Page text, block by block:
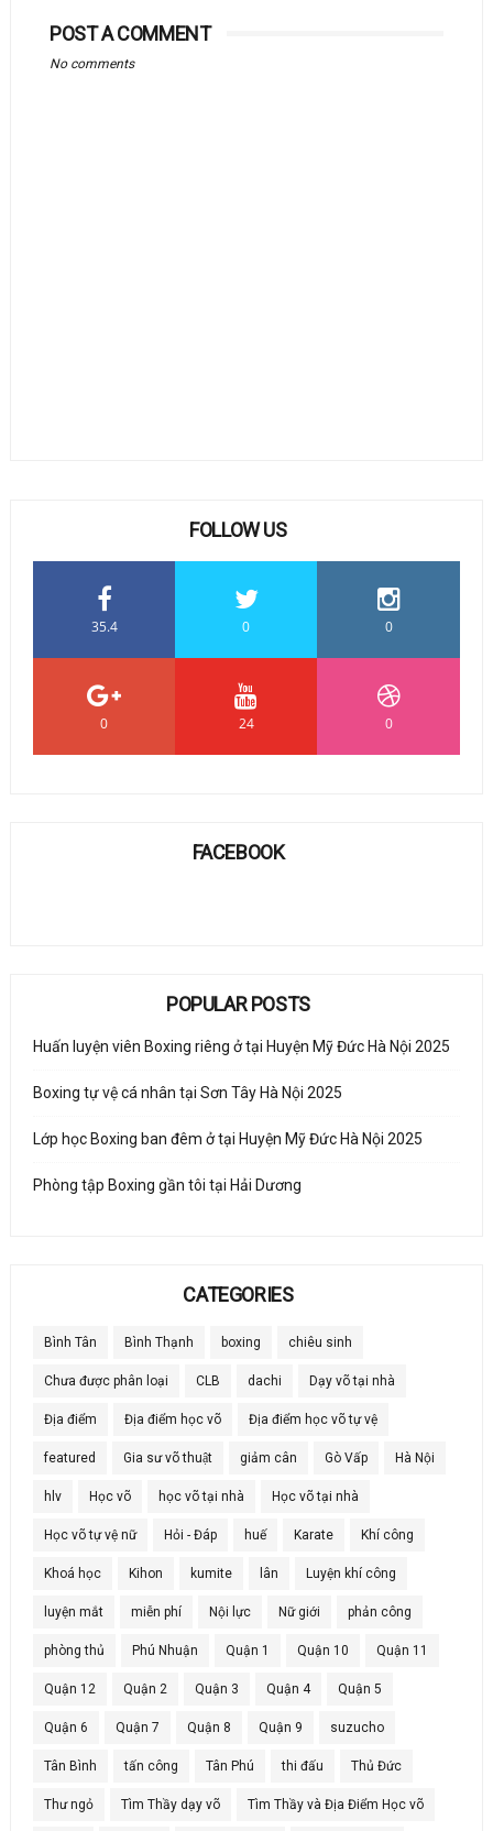
POST A COMMENT
No comments
FOLLOW US
35.4 0 0
0 24 0
FACEBOOK
POPULAR POSTS
Huấn luyện viên Boxing riêng ở tại Huyện Mỹ Đức Hà Nội 2025
Boxing tự vệ cá nhân tại Sơn Tây Hà Nội 2025
Lớp học Boxing ban đêm ở tại Huyện Mỹ Đức Hà Nội 2025
Phòng tập Boxing gần tôi tại Hải Dương
CATEGORIES
Bình Tân Bình Thạnh boxing chiêu sinh
Chưa được phân loại CLB dachi Dạy võ tại nhà
Địa điểm Địa điểm học võ Địa điểm học võ tự vệ
featured Gia sư võ thuật giảm cân Gò Vấp Hà Nội
hlv Học võ học võ tại nhà Học võ tại nhà
Học võ tự vệ nữ Hỏi - Đáp huế Karate Khí công
Khoá học Kihon kumite lân Luyện khí công
luyện mắt miễn phí Nội lực Nữ giới phản công
phòng thủ Phú Nhuận Quận 1 Quận 10 Quận 11
Quận 12 Quận 2 Quận 3 Quận 4 Quận 5
Quận 6 Quận 7 Quận 8 Quận 9 suzucho
Tân Bình tấn công Tân Phú thi đấu Thủ Đức
Thư ngỏ Tìm Thầy dạy võ Tìm Thầy và Địa Điểm Học võ